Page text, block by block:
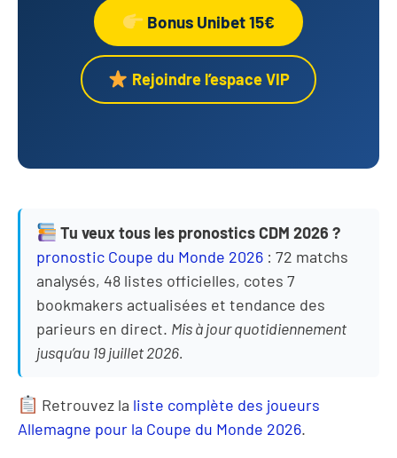
Bonus Unibet 15€
Rejoindre l’espace VIP
Tu veux tous les pronostics CDM 2026 ?
pronostic Coupe du Monde 2026 : 72 matchs
analysés, 48 listes officielles, cotes 7
bookmakers actualisées et tendance des
parieurs en direct. Mis à jour quotidiennement
jusqu’au 19 juillet 2026.
Retrouvez la liste complète des joueurs
Allemagne pour la Coupe du Monde 2026.